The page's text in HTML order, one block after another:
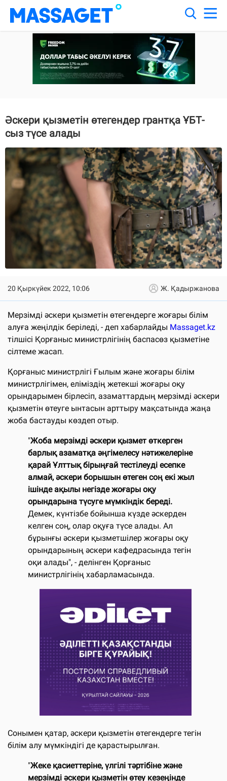
Әскери қызметін өтегендер грантқа ҰБТ-
сыз түсе алады
20 Қыркүйек 2022, 10:06 Ж. Қадыржанова
Мерзімді әскери қызметін өтегендерге жоғары білім
алуға жеңілдік беріледі, - деп хабарлайды Massaget.kz
тілшісі Қорғаныс министрлігінің баспасөз қызметіне
сілтеме жасап.
Қорғаныс министрлігі Ғылым және жоғары білім
министрлігімен, еліміздің жетекші жоғары оқу
орындарымен бірлесіп, азаматтардың мерзімді әскери
қызметін өтеуге ынтасын арттыру мақсатында жаңа
жоба бастауды көздеп отыр.
"Жоба мерзімді әскери қызмет өткерген
барлық азаматқа әңгімелесу нәтижелеріне
қарай Ұлттық бірыңғай тестілеуді есепке
алмай, әскери борышын өтеген соң екі жыл
ішінде ақылы негізде жоғары оқу
орындарына түсуге мүмкіндік береді.
Демек, күнтізбе бойынша күзде әскерден
келген соң, олар оқуға түсе алады. Ал
бұрынғы әскери қызметшілер жоғары оқу
орындарының әскери кафедрасында тегін
оқи алады", - делінген Қорғаныс
министрлігінің хабарламасында.
Сонымен қатар, әскери қызметін өтегендерге тегін
білім алу мүмкіндігі де қарастырылған.
"Жеке қасиеттеріне, үлгілі тәртібіне және
мерзімді әскери қызметін өтеу кезеңінде